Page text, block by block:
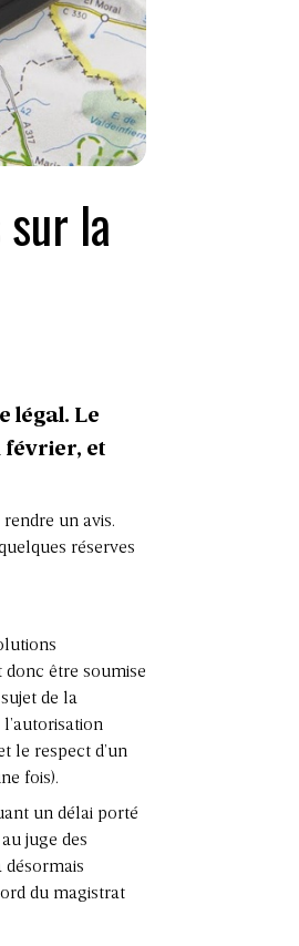
la
légal. Le
février, et
un avis.
réserves
donc être soumise
de la
le respect d’un
fois).
un délai porté
juge des
désormais
du magistrat